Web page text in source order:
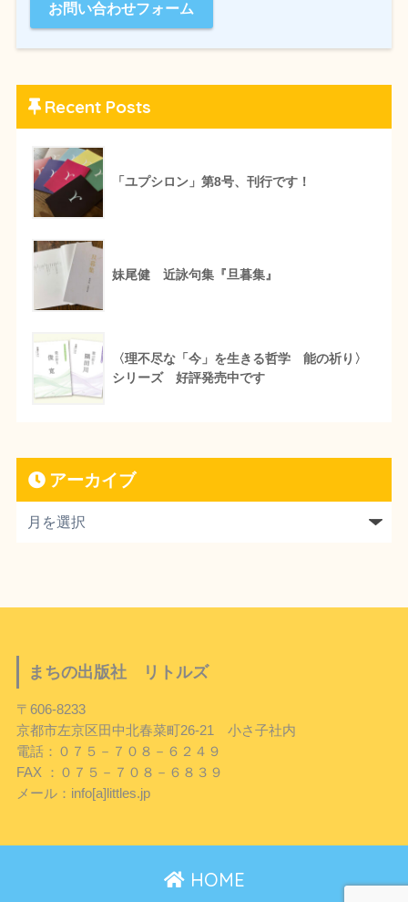
お問い合わせフォーム
Recent Posts
「ユプシロン」第8号、刊行です！
妹尾健 近詠句集『旦暮集』
〈理不尽な「今」を生きる哲学 能の祈り〉
シリーズ 好評発売中です
アーカイブ
まちの出版社 リトルズ
〒606-8233
京都市左京区田中北春菜町26-21 小さ子社内
電話：０７５－７０８－６２４９
FAX ：０７５－７０８－６８３９
メール：info[a]littles.jp
HOME